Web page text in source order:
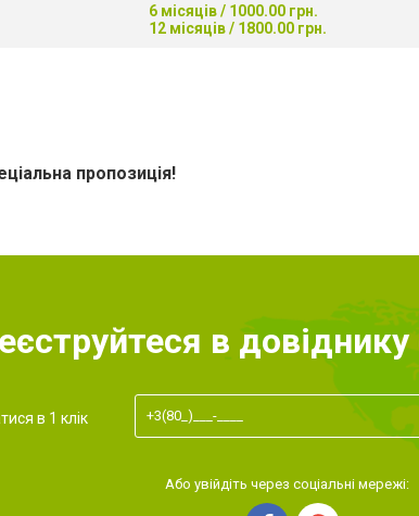
6 місяців / 1000.00 грн.
12 місяців / 1800.00 грн.
пропозиція!
в довіднику
в 1 клік
Або увійдіть через соціальні мережі: